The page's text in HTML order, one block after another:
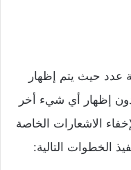
عدد حيث يتم إظهار
إظهار أي شيء أخر
الاشعارات الخاصة
الخطوات التالية: